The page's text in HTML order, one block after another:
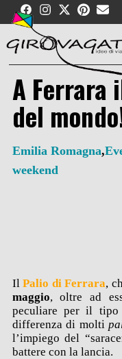
Skip
content
A Ferrara
del
Emilia Romagna,
weekend
Il Palio di Ferrara,
maggio, oltre ad
peculiare per il
differenza di molti
l’impiego del
battere con la lancia.